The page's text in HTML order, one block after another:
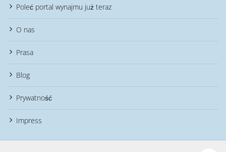
Poleć portal wynajmu już teraz
O nas
Prasa
Blog
Prywatność
Impress